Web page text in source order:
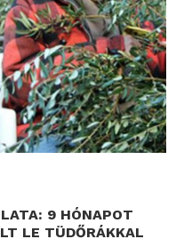
9 HÓNAPOT
LE TÜDŐRÁKKAL